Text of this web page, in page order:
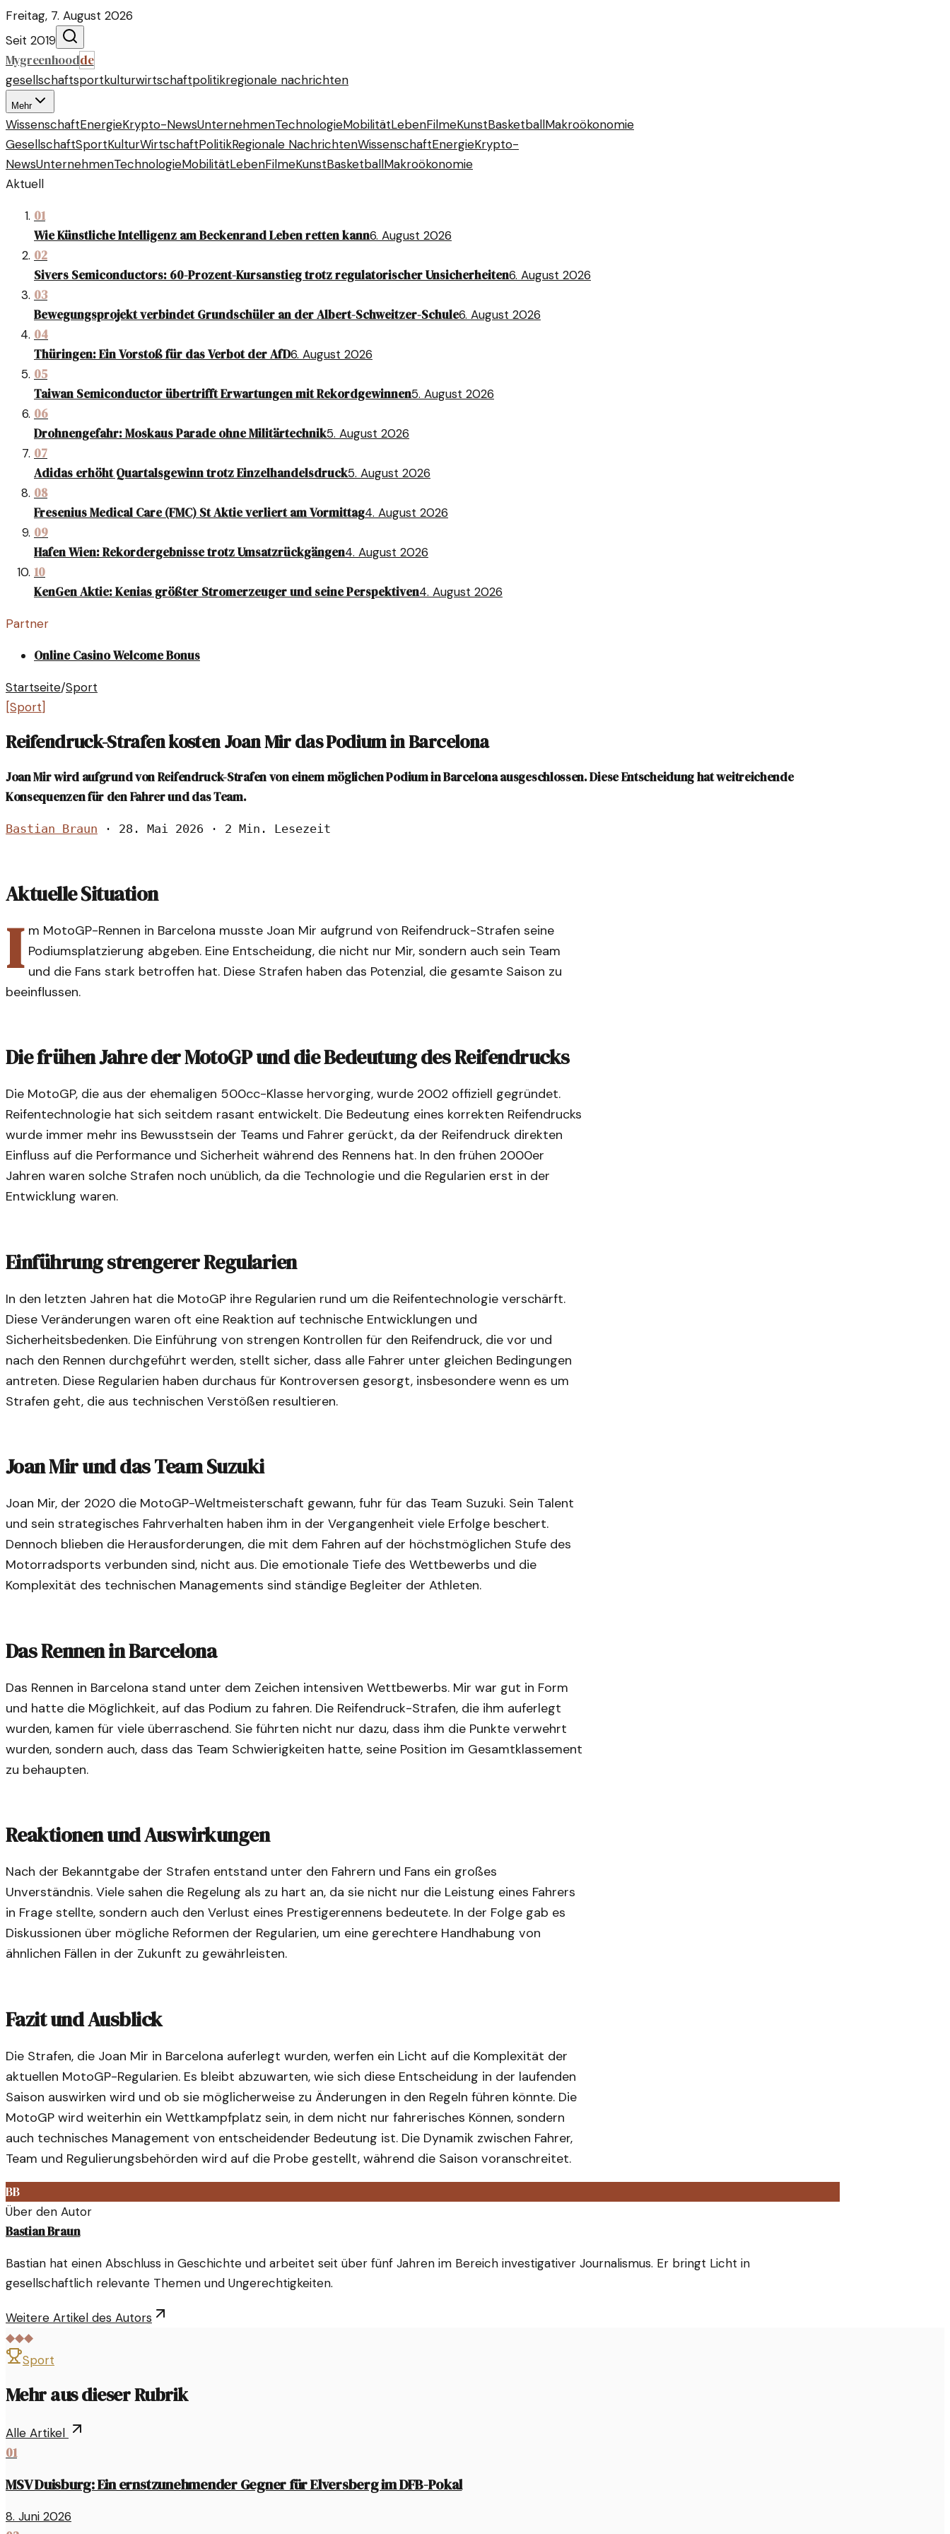
Freitag, 7. August 2026
Seit 2019
Mygreenhoodde
gesellschaftsportkulturwirtschaftpolitikregionale nachrichten
Mehr
WissenschaftEnergieKrypto-NewsUnternehmenTechnologieMobilitätLebenFilmeKunstBasketballMakroökonomie
GesellschaftSportKulturWirtschaftPolitikRegionale NachrichtenWissenschaftEnergieKrypto-
NewsUnternehmenTechnologieMobilitätLebenFilmeKunstBasketballMakroökonomie
Aktuell
01
Wie Künstliche Intelligenz am Beckenrand Leben retten kann6. August 2026
02
Sivers Semiconductors: 60-Prozent-Kursanstieg trotz regulatorischer Unsicherheiten6. August 2026
03
Bewegungsprojekt verbindet Grundschüler an der Albert-Schweitzer-Schule6. August 2026
04
Thüringen: Ein Vorstoß für das Verbot der AfD6. August 2026
05
Taiwan Semiconductor übertrifft Erwartungen mit Rekordgewinnen5. August 2026
06
Drohnengefahr: Moskaus Parade ohne Militärtechnik5. August 2026
07
Adidas erhöht Quartalsgewinn trotz Einzelhandelsdruck5. August 2026
08
Fresenius Medical Care (FMC) St Aktie verliert am Vormittag4. August 2026
09
Hafen Wien: Rekordergebnisse trotz Umsatzrückgängen4. August 2026
10
KenGen Aktie: Kenias größter Stromerzeuger und seine Perspektiven4. August 2026
Partner
Online Casino Welcome Bonus
Startseite/Sport
[Sport]
Reifendruck-Strafen kosten Joan Mir das Podium in Barcelona
Joan Mir wird aufgrund von Reifendruck-Strafen von einem möglichen Podium in Barcelona ausgeschlossen. Diese Entscheidung hat weitreichende
Konsequenzen für den Fahrer und das Team.
Bastian Braun · 28. Mai 2026 · 2 Min. Lesezeit
Aktuelle Situation
I m MotoGP-Rennen in Barcelona musste Joan Mir aufgrund von Reifendruck-Strafen seine
Podiumsplatzierung abgeben. Eine Entscheidung, die nicht nur Mir, sondern auch sein Team
und die Fans stark betroffen hat. Diese Strafen haben das Potenzial, die gesamte Saison zu
beeinflussen.
Die frühen Jahre der MotoGP und die Bedeutung des Reifendrucks
Die MotoGP, die aus der ehemaligen 500cc-Klasse hervorging, wurde 2002 offiziell gegründet.
Reifentechnologie hat sich seitdem rasant entwickelt. Die Bedeutung eines korrekten Reifendrucks
wurde immer mehr ins Bewusstsein der Teams und Fahrer gerückt, da der Reifendruck direkten
Einfluss auf die Performance und Sicherheit während des Rennens hat. In den frühen 2000er
Jahren waren solche Strafen noch unüblich, da die Technologie und die Regularien erst in der
Entwicklung waren.
Einführung strengerer Regularien
In den letzten Jahren hat die MotoGP ihre Regularien rund um die Reifentechnologie verschärft.
Diese Veränderungen waren oft eine Reaktion auf technische Entwicklungen und
Sicherheitsbedenken. Die Einführung von strengen Kontrollen für den Reifendruck, die vor und
nach den Rennen durchgeführt werden, stellt sicher, dass alle Fahrer unter gleichen Bedingungen
antreten. Diese Regularien haben durchaus für Kontroversen gesorgt, insbesondere wenn es um
Strafen geht, die aus technischen Verstößen resultieren.
Joan Mir und das Team Suzuki
Joan Mir, der 2020 die MotoGP-Weltmeisterschaft gewann, fuhr für das Team Suzuki. Sein Talent
und sein strategisches Fahrverhalten haben ihm in der Vergangenheit viele Erfolge beschert.
Dennoch blieben die Herausforderungen, die mit dem Fahren auf der höchstmöglichen Stufe des
Motorradsports verbunden sind, nicht aus. Die emotionale Tiefe des Wettbewerbs und die
Komplexität des technischen Managements sind ständige Begleiter der Athleten.
Das Rennen in Barcelona
Das Rennen in Barcelona stand unter dem Zeichen intensiven Wettbewerbs. Mir war gut in Form
und hatte die Möglichkeit, auf das Podium zu fahren. Die Reifendruck-Strafen, die ihm auferlegt
wurden, kamen für viele überraschend. Sie führten nicht nur dazu, dass ihm die Punkte verwehrt
wurden, sondern auch, dass das Team Schwierigkeiten hatte, seine Position im Gesamtklassement
zu behaupten.
Reaktionen und Auswirkungen
Nach der Bekanntgabe der Strafen entstand unter den Fahrern und Fans ein großes
Unverständnis. Viele sahen die Regelung als zu hart an, da sie nicht nur die Leistung eines Fahrers
in Frage stellte, sondern auch den Verlust eines Prestigerennens bedeutete. In der Folge gab es
Diskussionen über mögliche Reformen der Regularien, um eine gerechtere Handhabung von
ähnlichen Fällen in der Zukunft zu gewährleisten.
Fazit und Ausblick
Die Strafen, die Joan Mir in Barcelona auferlegt wurden, werfen ein Licht auf die Komplexität der
aktuellen MotoGP-Regularien. Es bleibt abzuwarten, wie sich diese Entscheidung in der laufenden
Saison auswirken wird und ob sie möglicherweise zu Änderungen in den Regeln führen könnte. Die
MotoGP wird weiterhin ein Wettkampfplatz sein, in dem nicht nur fahrerisches Können, sondern
auch technisches Management von entscheidender Bedeutung ist. Die Dynamik zwischen Fahrer,
Team und Regulierungsbehörden wird auf die Probe gestellt, während die Saison voranschreitet.
BB
Über den Autor
Bastian Braun
Bastian hat einen Abschluss in Geschichte und arbeitet seit über fünf Jahren im Bereich investigativer Journalismus. Er bringt Licht in
gesellschaftlich relevante Themen und Ungerechtigkeiten.
Weitere Artikel des Autors
◆◆◆
Sport
Mehr aus dieser Rubrik
Alle Artikel
01
MSV Duisburg: Ein ernstzunehmender Gegner für Elversberg im DFB-Pokal
8. Juni 2026